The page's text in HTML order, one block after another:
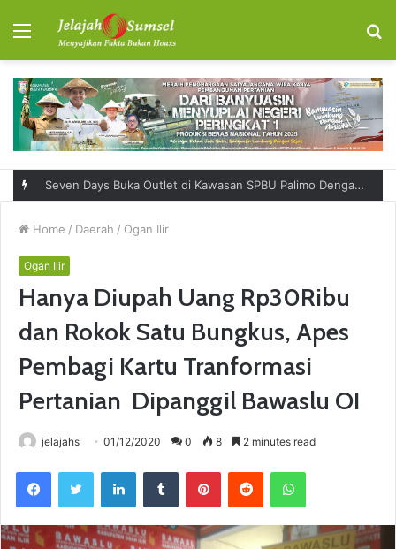
Menu
Seven Days Buka Outlet di Kawasan SPBU Palimo Dengan Konsep One Stop Hangout Destination
Home / Daerah / Ogan Ilir
Ogan Ilir
Hanya Diupah Uang Rp30Ribu
dan Rokok Satu Bungkus, Apes
Pembagi Kartu Tranformasi
Pertanian Dipanggil Bawaslu OI
jelajahs 01/12/2020 0 8 2 minutes read